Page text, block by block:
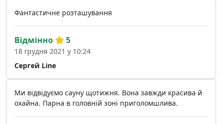
Фантастичне розташування
Сергей Line
Відмінно 5
18 грудня 2021 у 10:24
Ми відвідуємо сауну щотижня. Вона завжди красива й
охайна. Парна в головній зоні приголомшлива.